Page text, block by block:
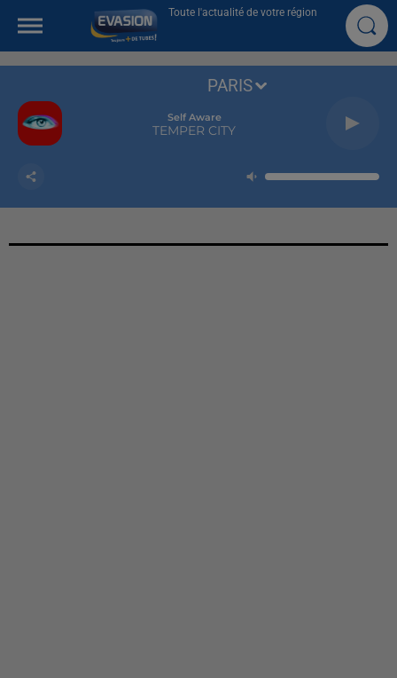
Toute l'actualité de votre région
Self Aware
TEMPER CITY
PARIS